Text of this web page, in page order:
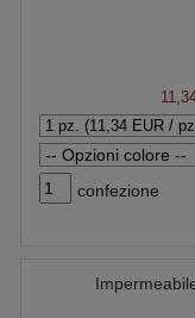
confezione